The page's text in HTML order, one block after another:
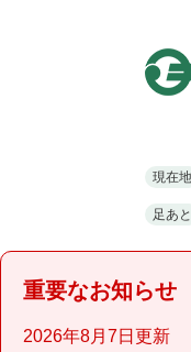
現在地
足あと
重要なお知らせ
2026年8月7日更新